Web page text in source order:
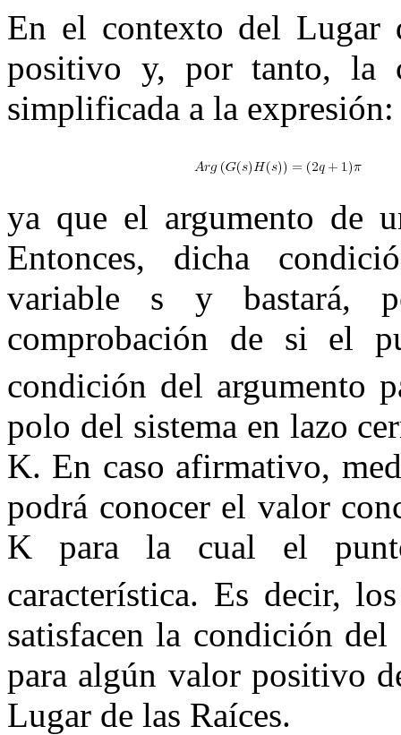
En el contexto del Lugar
positivo y, por tanto, la
simplificada a la expresión:
ya que el argumento de
Entonces, dicha
variable s y bastará,
comprobación de si el
condición del argumento
polo del sistema en lazo
K. En caso afirmativo,
podrá conocer el valor
K para la cual el
característica. Es decir,
satisfacen la condición
para algún valor positivo
Lugar de las Raíces.